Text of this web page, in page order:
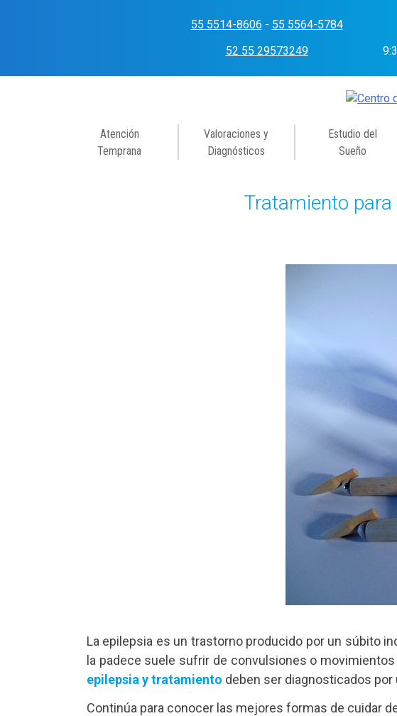
55 5514-8606 - 55 5564-5784
52 55 29573249
Atención
Temprana
Valoraciones y
Diagnósticos
Estudio del
Sueño
Tratamiento
La epilepsia es un trastorno producido por un súbito
la padece suele sufrir de convulsiones o
epilepsia y tratamiento deben ser diagnosticados
Continúa para conocer las mejores formas de cuidar